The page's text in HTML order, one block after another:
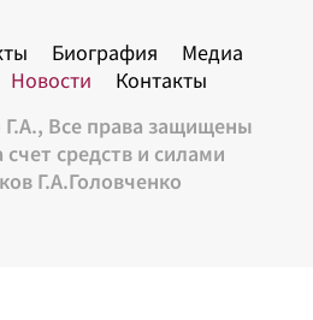
Г.А., Все права защищены
счет средств и силами
Г.А.Головченко
Биография
Медиа
Новости Контакты